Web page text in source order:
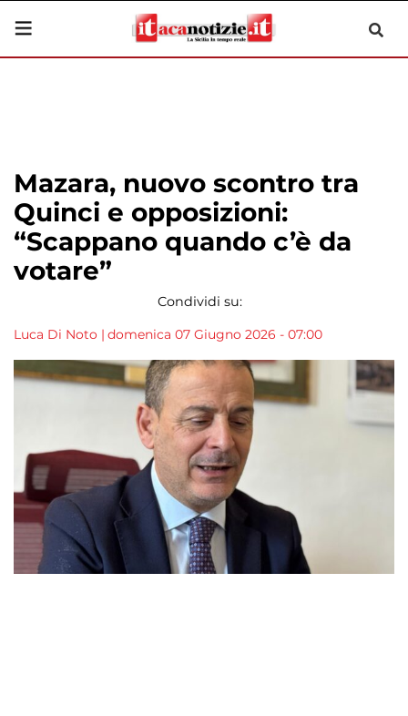
Mazara, nuovo scontro tra
Quinci e opposizioni:
“Scappano quando c’è da
votare”
Condividi su:
Luca Di Noto | domenica 07 Giugno 2026 - 07:00